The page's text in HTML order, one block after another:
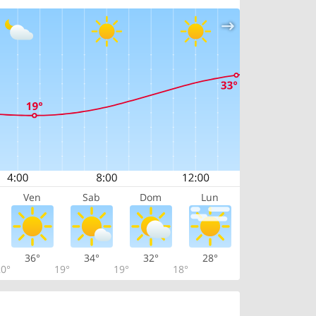
Ven Sab Dom Lun
36°
19°
34°
19°
32°
18°
28°